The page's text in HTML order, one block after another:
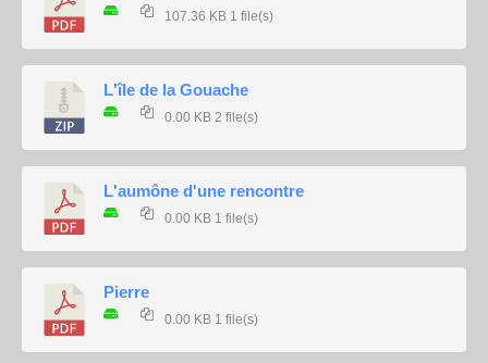
107.36 KB 1 file(s)
L'île de la Gouache
0.00 KB 2 file(s)
L'aumône d'une rencontre
0.00 KB 1 file(s)
Pierre
0.00 KB 1 file(s)